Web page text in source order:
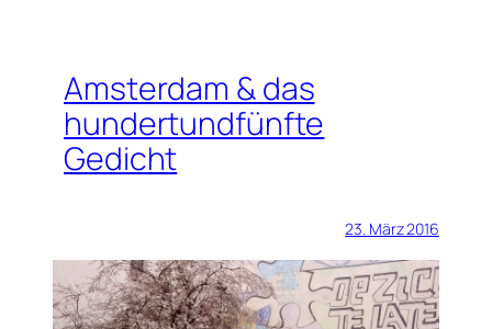
Amsterdam & das
hundertundfünfte
Gedicht
23. März 2016